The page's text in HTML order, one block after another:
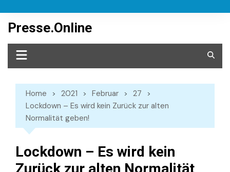
content
Presse.Online
Home 2021 Februar
27
Lockdown – Es wird kein Zurück zur alten
Normalität geben!
Lockdown – Es wird kein